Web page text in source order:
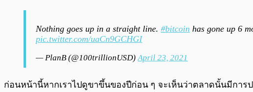
Nothing goes up in a straight line. #bitcoin has gone up 6
pic.twitter.com/uaCn9GCHGI
— PlanB (@100trillionUSD)April 23, 2021
ก่อนหน้านี้หากเราไปดูขาขึ้นของปีก่อน ๆ จะเห็นว่าตลาดนั้นมีการ